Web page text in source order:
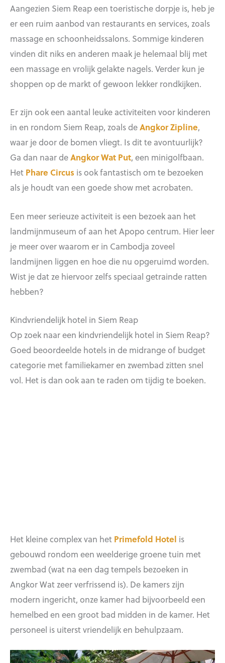
Aangezien Siem Reap een toeristische dorpje is, heb je
er een ruim aanbod van restaurants en services, zoals
massage en schoonheidssalons. Sommige kinderen
vinden dit niks en anderen maak je helemaal blij met
een massage en vrolijk gelakte nagels. Verder kun je
shoppen op de markt of gewoon lekker rondkijken.
Er zijn ook een aantal leuke activiteiten voor kinderen
in en rondom Siem Reap, zoals deAngkor Zipline,
waar je door de bomen vliegt. Is dit te avontuurlijk?
Ga dan naar deAngkor Wat Put, een minigolfbaan.
Het Phare Circus is ook fantastisch om te bezoeken
als je houdt van een goede show met acrobaten.
Een meer serieuze activiteit is een bezoek aan het
landmijnmuseum of aan het Apopo centrum. Hier leer
je meer over waarom er in Cambodja zoveel
landmijnen liggen en hoe die nu opgeruimd worden.
Wist je dat ze hiervoor zelfs speciaal getrainde ratten
hebben?
Kindvriendelijk hotel in Siem Reap
Op zoek naar een kindvriendelijk hotel in Siem Reap?
Goed beoordeelde hotels in de midrange of budget
categorie met familiekamer en zwembad zitten snel
vol. Het is dan ook aan te raden om tijdig te boeken.
Het kleine complex van het Primefold Hotel is
gebouwd rondom een weelderige groene tuin met
zwembad (wat na een dag tempels bezoeken in
Angkor Wat zeer verfrissend is). De kamers zijn
modern ingericht, onze kamer had bijvoorbeeld een
hemelbed en een groot bad midden in de kamer. Het
personeel is uiterst vriendelijk en behulpzaam.